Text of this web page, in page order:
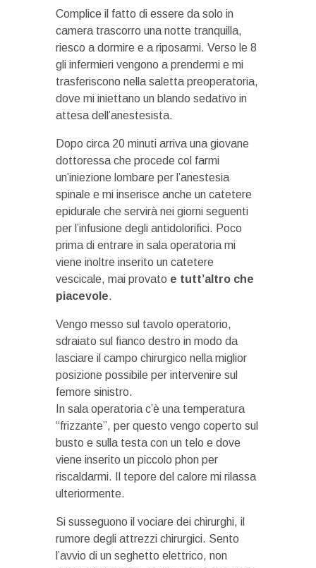
Complice il fatto di essere da solo in
camera trascorro una notte tranquilla,
riesco a dormire e a riposarmi. Verso le 8
gli infermieri vengono a prendermi e mi
trasferiscono nella saletta preoperatoria,
dove mi iniettano un blando sedativo in
attesa dell’anestesista.
Dopo circa 20 minuti arriva una giovane
dottoressa che procede col farmi
un’iniezione lombare per l’anestesia
spinale e mi inserisce anche un catetere
epidurale che servirà nei giorni seguenti
per l’infusione degli antidolorifici. Poco
prima di entrare in sala operatoria mi
viene inoltre inserito un catetere
vescicale, mai provato e tutt’altro che
piacevole.
Vengo messo sul tavolo operatorio,
sdraiato sul fianco destro in modo da
lasciare il campo chirurgico nella miglior
posizione possibile per intervenire sul
femore sinistro.
In sala operatoria c’è una temperatura
“frizzante”, per questo vengo coperto sul
busto e sulla testa con un telo e dove
viene inserito un piccolo phon per
riscaldarmi. Il tepore del calore mi rilassa
ulteriormente.
Si susseguono il vociare dei chirurghi, il
rumore degli attrezzi chirurgici. Sento
l’avvio di un seghetto elettrico, non